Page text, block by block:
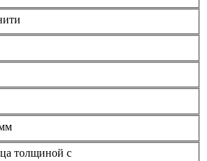
толщиной с